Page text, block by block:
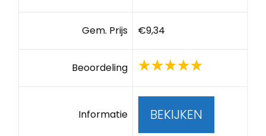
Gem. Prijs €9,34
Beoordeling
Informatie BEKIJKEN